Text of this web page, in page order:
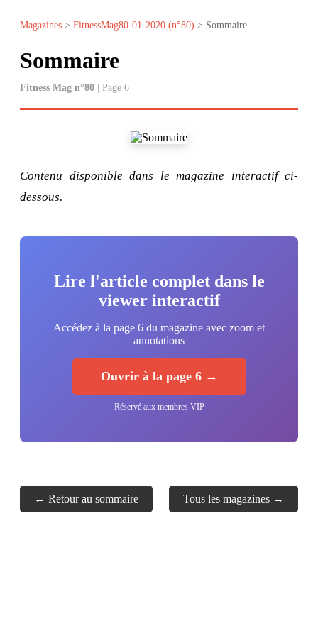
Magazines > FitnessMag80-01-2020 (n°80) > Sommaire
Sommaire
Fitness Mag n°80 | Page 6
Contenu disponible dans le magazine interactif ci-
dessous.
Lire l'article complet dans le
viewer interactif
Accédez à la page 6 du magazine avec zoom et
annotations
Ouvrir à la page 6 →
Réservé aux membres VIP
← Retour au sommaire Tous les magazines →